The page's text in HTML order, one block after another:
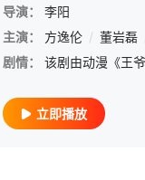
导演：
李阳
主演：
方逸伦 / 董岩磊
剧情：
立即播放